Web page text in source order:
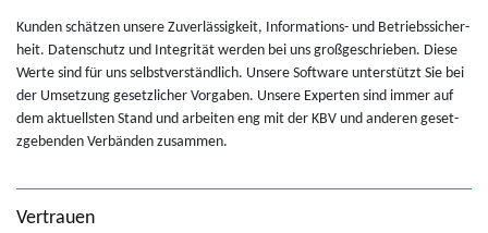
Kun­den schätzen un­sere Zu­verlässigkeit, In­for­ma­tions- und Be­trieb­ssicher­
heit. Daten­schutz und In­tegrität wer­den bei uns großgeschrieben. Diese
Werte sind für uns selb­stverständlich. Un­sere Soft­ware un­terstützt Sie bei
der Um­set­zung geset­zlicher Vor­gaben. Un­sere Ex­perten sind immer auf
dem ak­tuell­sten Stand und ar­beiten eng mit der KBV und an­deren geset­
zgeben­den Verbänden zusam­men.
Vertrauen